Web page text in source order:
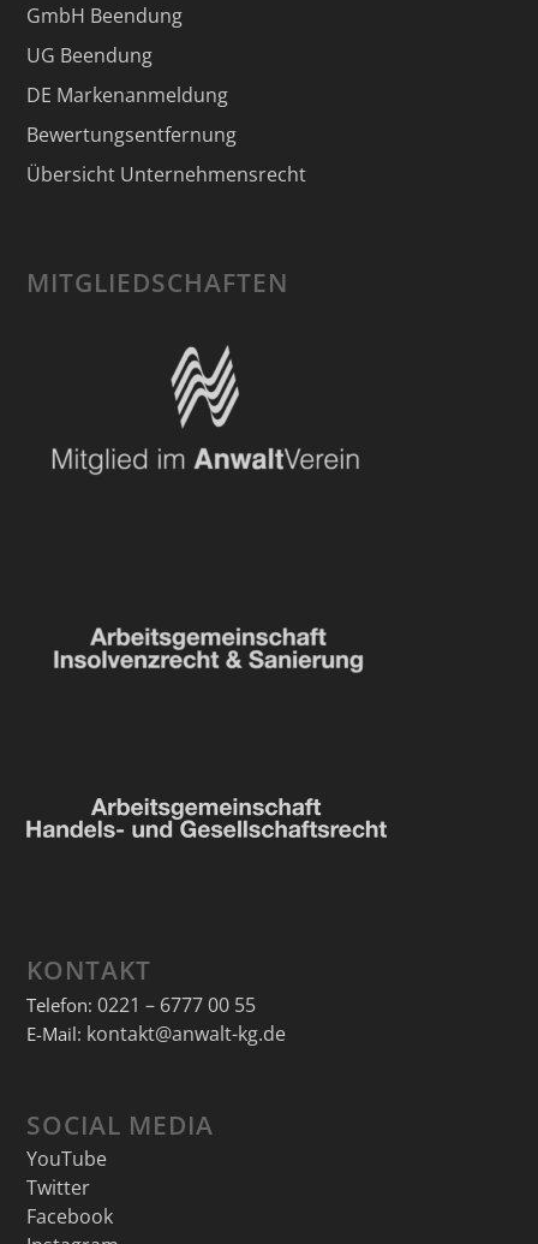
GmbH Beendung
UG Beendung
DE Markenanmeldung
Bewertungsentfernung
Übersicht Unternehmensrecht
MITGLIEDSCHAFTEN
KONTAKT
Telefon: 0221 – 6777 00 55
E-Mail: kontakt@anwalt-kg.de
SOCIAL MEDIA
YouTube
Twitter
Facebook